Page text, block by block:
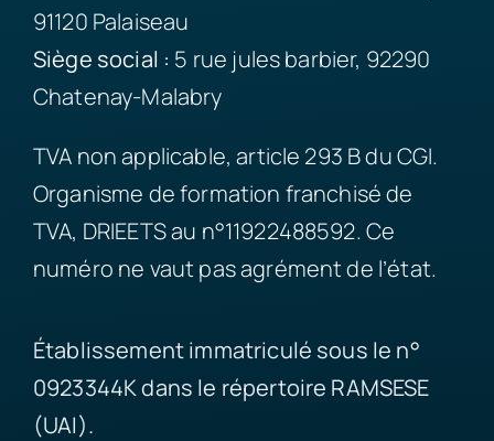
91120 Palaiseau
Siège social : 5 rue jules barbier, 92290
Chatenay-Malabry
TVA non applicable, article 293 B du CGI.
Organisme de formation franchisé de
TVA, DRIEETS au n°11922488592. Ce
numéro ne vaut pas agrément de l’état.
Établissement immatriculé sous le n°
0923344K dans le répertoire RAMSESE
(UAI).